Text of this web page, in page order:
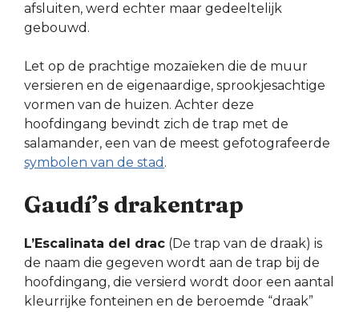
afsluiten, werd echter maar gedeeltelijk
gebouwd.
Let op de prachtige mozaïeken die de muur
versieren en de eigenaardige, sprookjesachtige
vormen van de huizen. Achter deze
hoofdingang bevindt zich de trap met de
salamander, een van de meest gefotografeerde
symbolen van de stad .
Gaudí’s drakentrap
L’Escalinata del drac (De trap van de draak) is
de naam die gegeven wordt aan de trap bij de
hoofdingang, die versierd wordt door een aantal
kleurrijke fonteinen en de beroemde “draak”